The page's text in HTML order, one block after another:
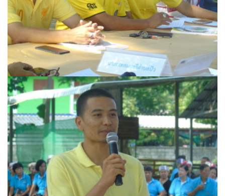
ปัวแฮปปี้รีสอร์ท
ปางชมภูโฮมสเตย์
ปาริชาติเพลส
ภิรมณเพลส
ภูรีสอร์ท
มองดูปัวคอทเทจ
ริมดอยรีสอร์ท
ริมน้ำปัวแคมป์ปิ้ง
ฤทธิ์รดาโฮม